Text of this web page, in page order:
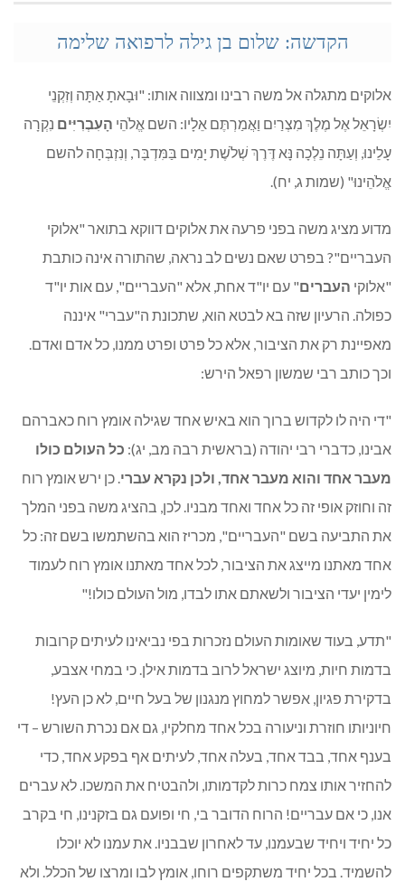
הקדשה: שלום בן גילה לרפואה שלימה
אלוקים מתגלה אל משה רבינו ומצווה אותו: "וּבָאתָ אַתָּה וְזִקְנֵי
יִשְׂרָאֵל אֶל מֶלֶךְ מִצְרַיִם וַאֲמַרְתֶּם אֵלָיו: השם אֱלֹהֵי הָעִבְרִיִּים נִקְרָה
עָלֵינוּ, וְעַתָּה נֵלְכָה נָּא דֶּרֶךְ שְׁלֹשֶׁת יָמִים בַּמִּדְבָּר, וְנִזְבְּחָה להשם
אֱלֹהֵינוּ" (שמות ג, יח).
מדוע מציג משה בפני פרעה את אלוקים דווקא בתואר "אלוקי
העבריים"? בפרט שאם נשים לב נראה, שהתורה אינה כותבת
"אלוקי העברים" עם יו"ד אחת, אלא "העבריים", עם אות יו"ד
כפולה. הרעיון שזה בא לבטא הוא, שתכונת ה"עברי" איננה
מאפיינת רק את הציבור, אלא כל פרט ופרט ממנו, כל אדם ואדם.
וכך כותב רבי שמשון רפאל הירש:
"די היה לו לקדוש ברוך הוא באיש אחד שגילה אומץ רוח כאברהם
אבינו, כדברי רבי יהודה (בראשית רבה מב, יג): כל העולם כולו
מעבר אחד והוא מעבר אחד, ולכן נקרא עברי. כן ירש אומץ רוח
זה וחוזק אופי זה כל אחד ואחד מבניו. לכן, בהציג משה בפני המלך
את התביעה בשם "העבריים", מכריז הוא בהשתמשו בשם זה: כל
אחד מאתנו מייצג את הציבור, לכל אחד מאתנו אומץ רוח לעמוד
לימין יעדי הציבור ולשאתם אתו לבדו, מול העולם כולו!"
"תדע, בעוד שאומות העולם נזכרות בפי נביאינו לעיתים קרובות
בדמות חיות, מיוצג ישראל לרוב בדמות אילן. כי במחי אצבע,
בדקירת פגיון, אפשר למחוץ מנגנון של בעל חיים, לא כן העץ!
חיוניותו חוזרת וניעורה בכל אחד מחלקיו, גם אם נכרת השורש – די
בענף אחד, בבד אחד, בעלה אחד, לעיתים אף בפקע אחד, כדי
להחזיר אותו צמח כרות לקדמותו, ולהבטיח את המשכו. לא עברים
אנו, כי אם עבריים! הרוח הדובר בי, חי ופועם גם בזקנינו, חי בקרב
כל יחיד ויחיד שבעמנו, עד לאחרון שבבניו. את עמנו לא יוכלו
להשמיד. בכל יחיד משתקפים רוחו, אומץ לבו ומרצו של הכלל. ולא